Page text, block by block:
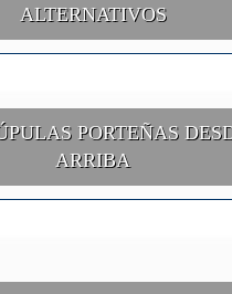
ALTERNATIVOS
PORTEÑAS
ARRIBA